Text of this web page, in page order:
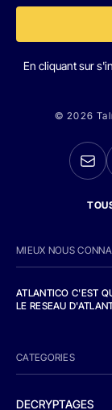
En cliquant sur
© 2026
MIEUX NOUS
ATLANTICO C'EST
LE RESEAU
CATEGORIES
DECRYPTAGES